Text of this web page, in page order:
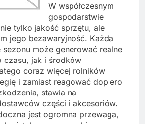
W współczesnym
gospodarstwie
tylko jakość sprzętu, ale
jego bezawaryjność. Każda
może generować realne
czasu, jak i środków
coraz więcej rolników
i zamiast reagować dopiero
stawia na
części i akcesoriów.
jest ogromna przewaga,